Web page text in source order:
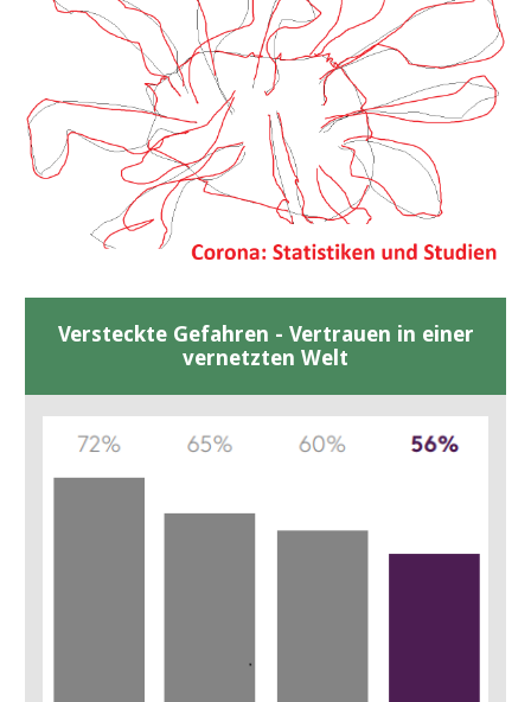
Versteckte Gefahren - Vertrauen in einer
vernetzten Welt